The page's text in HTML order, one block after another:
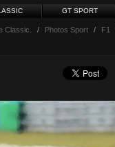
GT SPORT
Classic. / Photos Sport / F1